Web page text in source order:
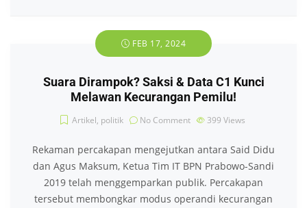
FEB 17, 2024
Suara Dirampok? Saksi & Data C1 Kunci
Melawan Kecurangan Pemilu!
Artikel, politik No Comment 399 Views
Rekaman percakapan mengejutkan antara Said Didu
dan Agus Maksum, Ketua Tim IT BPN Prabowo-Sandi
2019 telah menggemparkan publik. Percakapan
tersebut membongkar modus operandi kecurangan